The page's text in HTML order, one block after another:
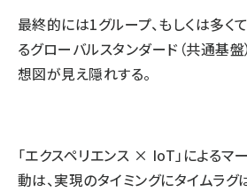
最終的には1グループ、もしくは多く
るグローバルスタンダード（共通基
想図が見え隠れする。
「エクスペリエンス × IoT」によるマ
動は、実現のタイミングにタイムラグ